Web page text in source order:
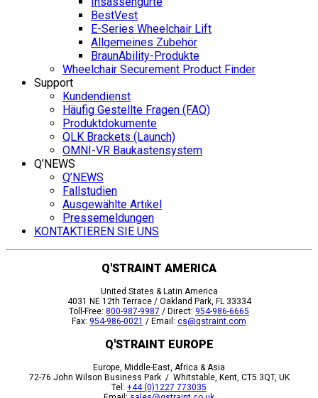
BestVest
E-Series Wheelchair Lift
Allgemeines Zubehör
BraunAbility-Produkte
Wheelchair Securement Product Finder
Support
Kundendienst
Häufig Gestellte Fragen (FAQ)
Produktdokumente
QLK Brackets (Launch)
OMNI-VR Baukastensystem
Q’NEWS
Q’NEWS
Fallstudien
Ausgewählte Artikel
Pressemeldungen
KONTAKTIEREN SIE UNS
Q'STRAINT AMERICA
United States & Latin America
4031 NE 12th Terrace / Oakland Park, FL 33334
Toll-Free: 800-987-9987 / Direct: 954-986-6665
Fax: 954-986-0021 / Email: cs@qstraint.com
Q'STRAINT EUROPE
Europe, Middle-East, Africa & Asia
72-76 John Wilson Business Park / Whitstable, Kent, CT5 3QT, UK
Tel: +44 (0)1227 773035